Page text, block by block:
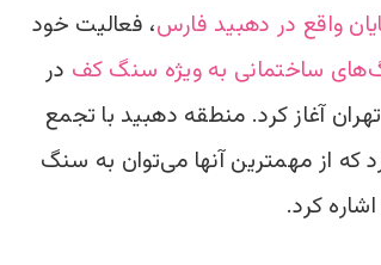
واقع در دهبید فارس، فعالیت خود
ساختمانی به ویژه سنگ کف در
آغاز کرد. منطقه دهبید با تجمع
که از مهم­ترین آنها می‌­توان به سنگ
کرد.